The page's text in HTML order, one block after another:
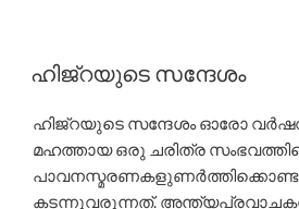
അനിവാര്യ
ഹിജ്‌റയുടെ സന്ദേശം
ഹിജ്‌റയുടെ സന്ദേശം ഓരോ
മഹത്തായ ഒരു ചരിത്ര
കടന്നുവരുന്നത്.